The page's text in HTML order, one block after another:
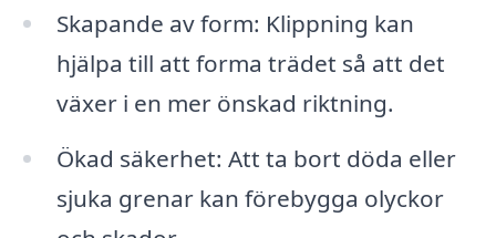
Skapande av form: Klippning kan
hjälpa till att forma trädet så att det
växer i en mer önskad riktning.
Ökad säkerhet: Att ta bort döda eller
sjuka grenar kan förebygga olyckor